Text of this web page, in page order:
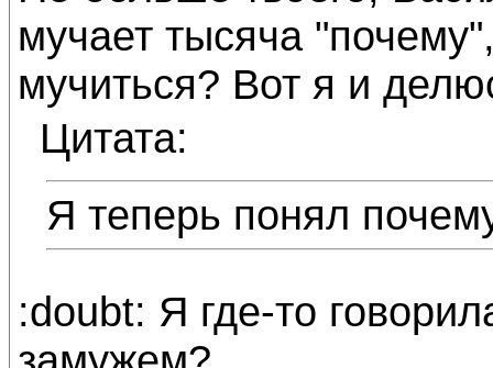
мучает тысяча
мучиться? Вот я и
Цитата:
Я теперь понял
:doubt: Я где-то